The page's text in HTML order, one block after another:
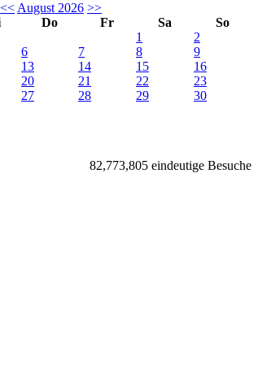
<< August 2026 >>
Do Fr Sa
So
1
2
6 7 8
9
13 14 15
16
20 21 22
23
27 28 29
30
82,773,805 eindeutige Besuche